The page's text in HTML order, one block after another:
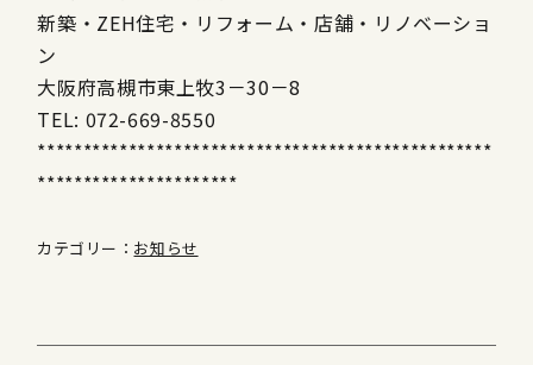
新築・ZEH住宅・リフォーム・店舗・リノベーショ
ン
大阪府高槻市東上牧3－30－8
TEL: 072-669-8550
**************************************************
**********************
カテゴリー： お知らせ